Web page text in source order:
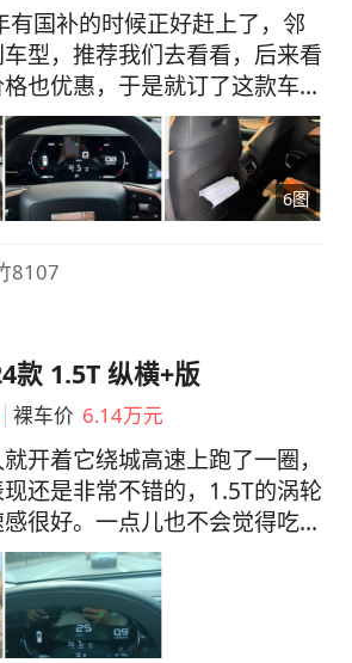
有国补的时候正好赶上了，邻
型，推荐我们去看看，后来看
也优惠，于是就订了这款车
公里换算下来应该是5毛钱一
说买了半年多的车子其实花销
各种险杂七杂八算上要1万多
常基本光跑高速，现在平均的
意
辆车为啥要买呢。 🐎驾驶
，指哪打哪，很灵敏，也可
，说实话动力模式挺快，对于
这样的体验确实可以。 💺乘
不怎么做副驾后排，朋友坐车
以翘二郎腿，挺舒适的。 最
开的，他虽然是个消耗品，有
且落地就在贬值，但它也会给
，不过买车也需要在自己能力
家早日拥有自己的车。
6图
8107
款 1.5T 纵横+版
裸车价 6.14万元
开着它绕城高速上跑了一圈，
还是非常不错的，1.5T的涡轮
很好。一点儿也不会觉得吃
调的情况下。还是有很明显的
力无论是家用还是偶尔自驾游
平均油耗在7.2升，特意试了
在高速上行驶的话，车速不超